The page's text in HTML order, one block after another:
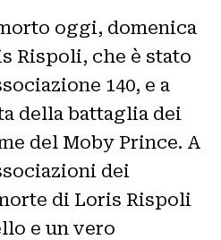
oggi, domenica
Rispoli, che è stato
140, e a
della battaglia dei
del Moby Prince. A
dei
di Loris Rispoli
e un vero